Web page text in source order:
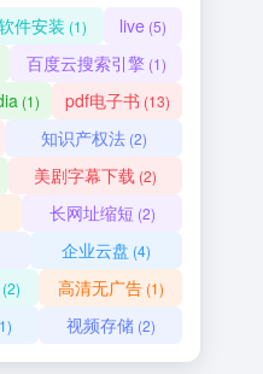
件安装 (1) live (5)
百度云搜索引擎(1)
(1) pdf电子书 (13)
知识产权法(2)
美剧字幕下载 (2)
长网址缩短 (2)
企业云盘 (4)
高清无广告(1)
视频存储(2)